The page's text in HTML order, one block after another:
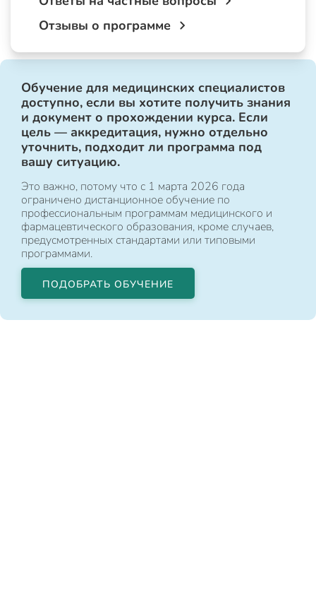
Отзывы о программе
Обучение для медицинских специалистов
доступно, если вы хотите получить знания
и документ о прохождении курса. Если
цель — аккредитация, нужно отдельно
уточнить, подходит ли программа под
вашу ситуацию.
Это важно, потому что с 1 марта 2026 года
ограничено дистанционное обучение по
профессиональным программам медицинского и
фармацевтического образования, кроме случаев,
предусмотренных стандартами или типовыми
программами.
ПОДОБРАТЬ ОБУЧЕНИЕ